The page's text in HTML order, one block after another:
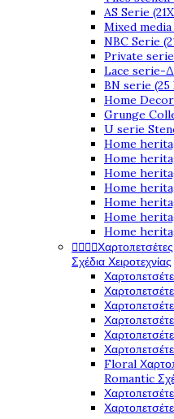
AS Serie
Mixed
NBC Serie
Private serie
Lace serie-
BN serie (25
Home
Grunge
U serie
Home
Home
Home
Home
Home
Home
Home

Σχέδια Χειροτεχνίας
Floral
Romantic